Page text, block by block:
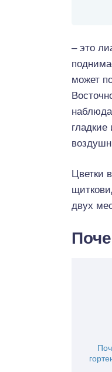
– это
может
Цветки
двух